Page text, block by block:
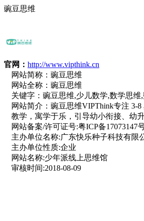
豌豆思维
官网： http://www.vipthink.cn
网站简称： 豌豆思维
网站全称： 豌豆思维
关键字： 豌豆思维,少儿数学,数学思维
网站简介： 豌豆思维VIPThink专注 3-
教学，寓学于乐，引导幼小衔接、幼
网站备案/许可证号:粤ICP备17073147
主办单位名称:广东快乐种子科技有限
主办单位性质:企业
网站名称:少年派线上思维馆
审核时间:2018-08-09